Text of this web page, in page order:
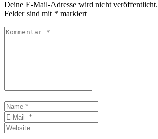
Deine E-Mail-Adresse wird nicht veröffentlicht.
Felder sind mit * markiert
Kommentar
Name
*E-
Mail
*
Website